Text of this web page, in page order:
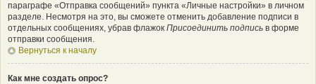
параграфе «Отправка сообщений» пункта «Личные настройки» в личном
разделе. Несмотря на это, вы сможете отменить добавление подписи в
отдельных сообщениях, убрав флажок Присоединить подпись в форме
отправки сообщения.
Вернуться к началу
Как мне создать опрос?